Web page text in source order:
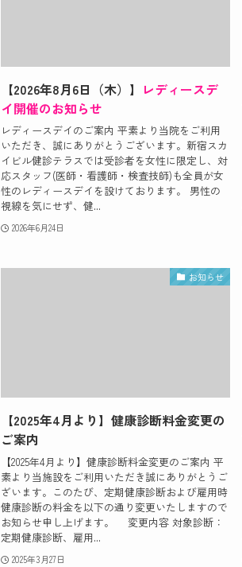
【2026年8月6日（木）】 レディースデ
イ開催のお知らせ
レディースデイのご案内 平素より当院をご利用
いただき、誠にありがとうございます。新宿スカ
イビル健診テラスでは受診者を女性に限定し、対
応スタッフ(医師・看護師・検査技師)も全員が女
性のレディースデイを設けております。 男性の
視線を気にせず、健...
2026年6月24日
お知らせ
【2025年4月より】健康診断料金変更の
ご案内
【2025年4月より】健康診断料金変更のご案内 平
素より当施設をご利用いただき誠にありがとうご
ざいます。このたび、定期健康診断および雇用時
健康診断の料金を以下の通り変更いたしますので
お知らせ申し上げます。 変更内容 対象診断：
定期健康診断、雇用...
2025年3月27日